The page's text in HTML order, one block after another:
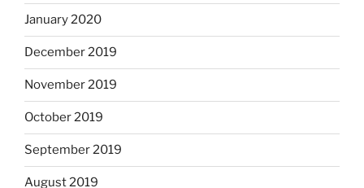
January 2020
December 2019
November 2019
October 2019
September 2019
August 2019